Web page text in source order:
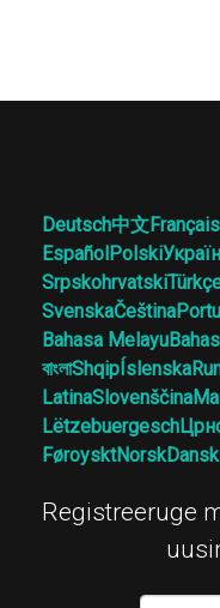
Deutsch中文Français
EspañolPolski
Srpskohrvatski
SvenskaČeština
Bahasa Melayu
বাংলাShqipÍslenska
LatinaSlovenščina
Lëtzebuergesch
FøroysktNorskDansk
Registreeruge